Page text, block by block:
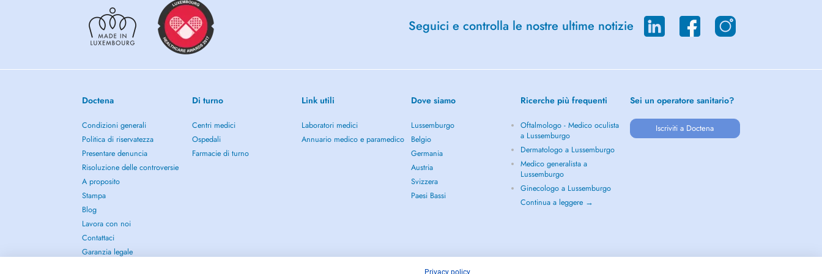
Seguici e controlla le nostre ultime notizie
Doctena
Condizioni generali
Politica di riservatezza
Presentare denuncia
Risoluzione delle controversie
A proposito
Stampa
Blog
Lavora con noi
Contattaci
Garanzia legale
Di turno
Centri medici
Ospedali
Farmacie di turno
Link utili
Laboratori medici
Annuario medico e paramedico
Dove siamo
Lussemburgo
Belgio
Germania
Austria
Svizzera
Paesi Bassi
Ricerche più frequenti
Oftalmologo - Medico oculista
a Lussemburgo
Dermatologo a Lussemburgo
Medico generalista a
Lussemburgo
Ginecologo a Lussemburgo
Continua a leggere →
Sei un operatore sanitario?
Iscriviti a Doctena
Privacy policy